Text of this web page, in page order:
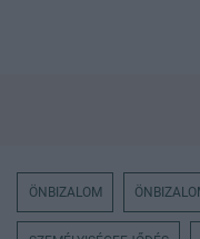
ÖNBIZALOM